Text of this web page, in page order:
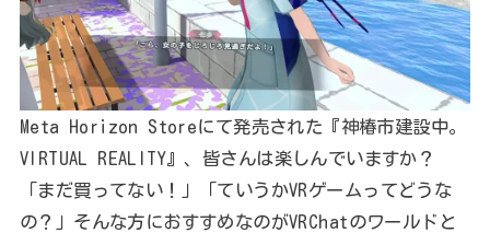
Meta Horizon Storeにて発売された『神椿市建設中。
VIRTUAL REALITY』、皆さんは楽しんでいますか？
「まだ買ってない！」「ていうかVRゲームってどうな
の？」そんな方におすすめなのがVRChatのワールドと